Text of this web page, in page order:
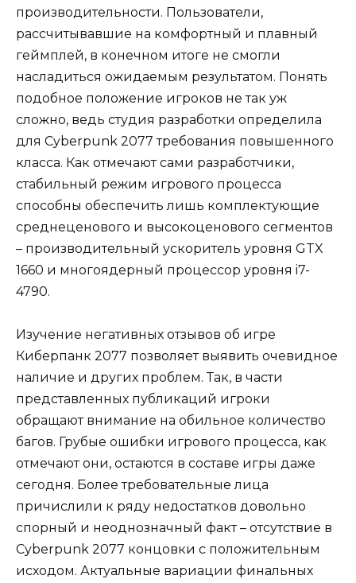
производительности. Пользователи,
рассчитывавшие на комфортный и плавный
геймплей, в конечном итоге не смогли
насладиться ожидаемым результатом. Понять
подобное положение игроков не так уж
сложно, ведь студия разработки определила
для Cyberpunk 2077 требования повышенного
класса. Как отмечают сами разработчики,
стабильный режим игрового процесса
способны обеспечить лишь комплектующие
среднеценового и высокоценового сегментов
– производительный ускоритель уровня GTX
1660 и многоядерный процессор уровня i7-
4790.
Изучение негативных отзывов об игре
Киберпанк 2077 позволяет выявить очевидное
наличие и других проблем. Так, в части
представленных публикаций игроки
обращают внимание на обильное количество
багов. Грубые ошибки игрового процесса, как
отмечают они, остаются в составе игры даже
сегодня. Более требовательные лица
причислили к ряду недостатков довольно
спорный и неоднозначный факт – отсутствие в
Cyberpunk 2077 концовки с положительным
исходом. Актуальные вариации финальных